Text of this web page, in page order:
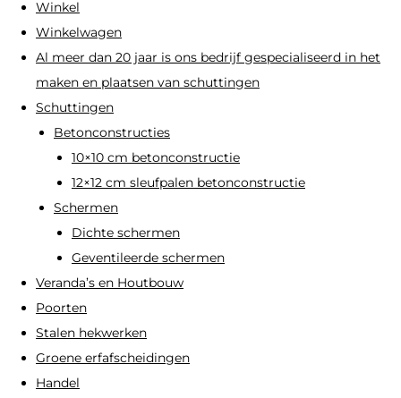
Winkel
Winkelwagen
Al meer dan 20 jaar is ons bedrijf gespecialiseerd in het
maken en plaatsen van schuttingen
Schuttingen
Betonconstructies
10×10 cm betonconstructie
12×12 cm sleufpalen betonconstructie
Schermen
Dichte schermen
Geventileerde schermen
Veranda’s en Houtbouw
Poorten
Stalen hekwerken
Groene erfafscheidingen
Handel